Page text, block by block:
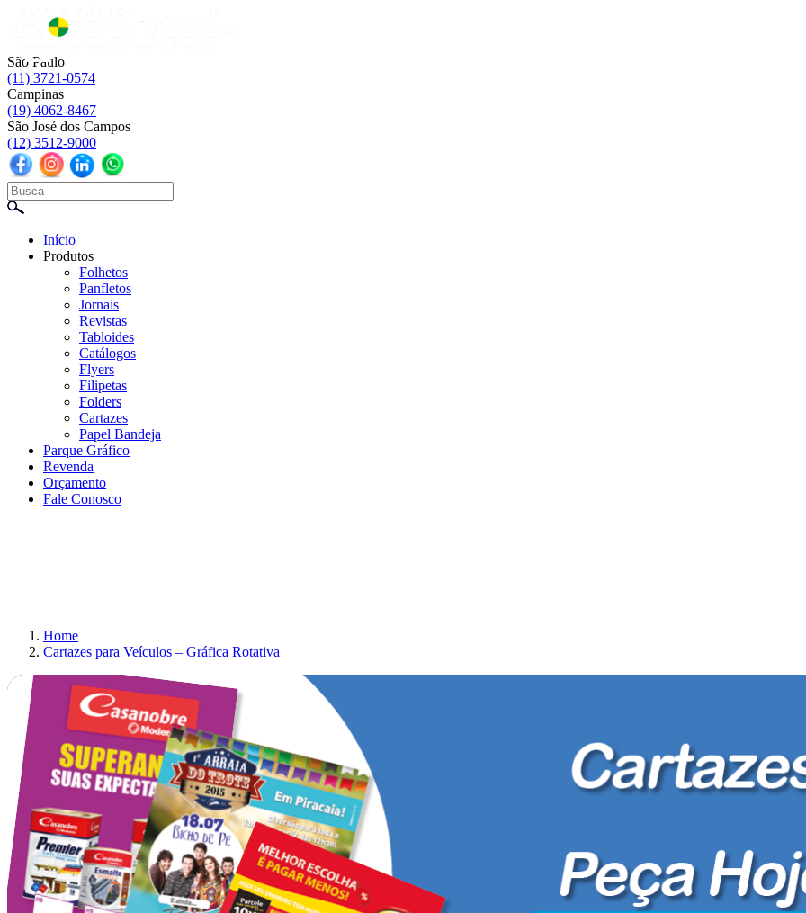
São Paulo
(11) 3721-0574
Campinas
(19) 4062-8467
São José dos Campos
(12) 3512-9000
☰
Início
Produtos
Folhetos
Panfletos
Jornais
Revistas
Tabloides
Catálogos
Flyers
Filipetas
Folders
Cartazes
Papel Bandeja
Parque Gráfico
Revenda
Orçamento
Fale Conosco
Home
Cartazes para Veículos – Gráfica Rotativa